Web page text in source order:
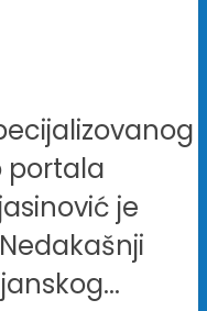
portala
je